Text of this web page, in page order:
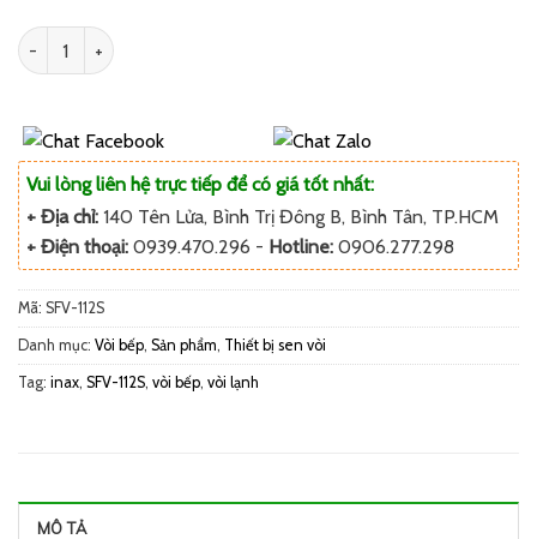
Số lượng
Vui lòng liên hệ trực tiếp để có giá tốt nhất:
+ Địa chỉ: 140 Tên Lửa, Bình Trị Đông B, Bình Tân, TP.HCM
+ Điện thoại: 0939.470.296 - Hotline: 0906.277.298
Mã: SFV-112S
Danh mục: Vòi bếp, Sản phẩm, Thiết bị sen vòi
Tag: inax, SFV-112S, vòi bếp, vòi lạnh
MÔ TẢ